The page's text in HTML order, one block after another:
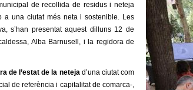
de recollida de residus i neteja
a una ciutat més neta i sostenible. Les
s’han presentataquest dilluns 12 de
Alba Barnusell, i la regidora de
de l’estat de la neteja d’una ciutat com
de referència i capitalitat de comarca-,